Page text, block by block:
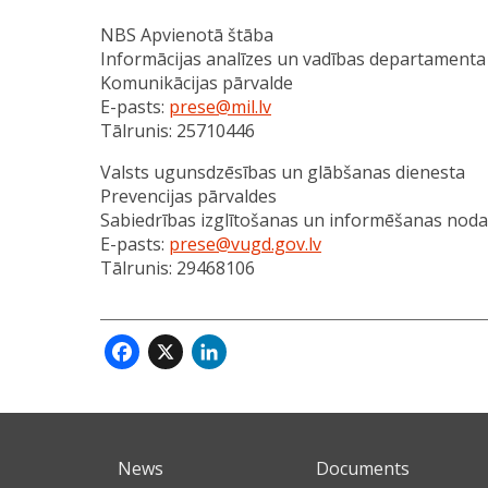
NBS Apvienotā štāba
Informācijas analīzes un vadības departamenta
Komunikācijas pārvalde
E-pasts: prese@mil.lv
Tālrunis: 25710446
Valsts ugunsdzēsības un glābšanas dienesta
Prevencijas pārvaldes
Sabiedrības izglītošanas un informēšanas
E-pasts: prese@vugd.gov.lv
Tālrunis: 29468106
Facebook
X
News Documents